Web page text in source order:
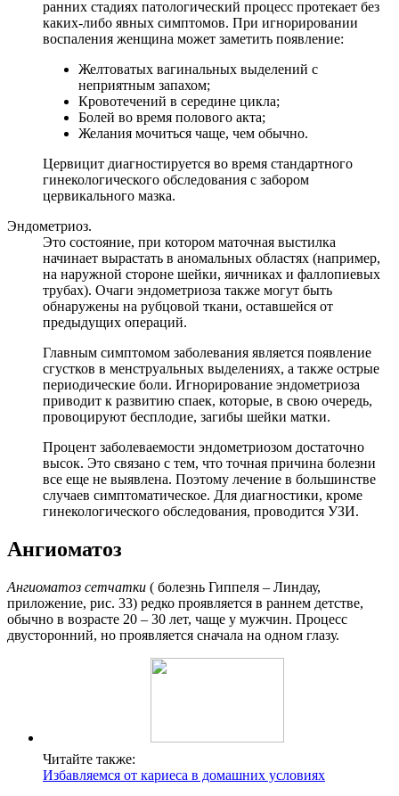
ранних стадиях патологический процесс протекает без
каких-либо явных симптомов. При игнорировании
воспаления женщина может заметить появление:
Желтоватых вагинальных выделений с
неприятным запахом;
Кровотечений в середине цикла;
Болей во время полового акта;
Желания мочиться чаще, чем обычно.
Цервицит диагностируется во время стандартного
гинекологического обследования с забором
цервикального мазка.
Эндометриоз.
Это состояние, при котором маточная выстилка
начинает вырастать в аномальных областях (например,
на наружной стороне шейки, яичниках и фаллопиевых
трубах). Очаги эндометриоза также могут быть
обнаружены на рубцовой ткани, оставшейся от
предыдущих операций.
Главным симптомом заболевания является появление
сгустков в менструальных выделениях, а также острые
периодические боли. Игнорирование эндометриоза
приводит к развитию спаек, которые, в свою очередь,
провоцируют бесплодие, загибы шейки матки.
Процент заболеваемости эндометриозом достаточно
высок. Это связано с тем, что точная причина болезни
все еще не выявлена. Поэтому лечение в большинстве
случаев симптоматическое. Для диагностики, кроме
гинекологического обследования, проводится УЗИ.
Ангиоматоз
Ангиоматоз сетчатки ( болезнь Гиппеля – Линдау,
приложение, рис. 33) редко проявляется в раннем детстве,
обычно в возрасте 20 – 30 лет, чаще у мужчин. Процесс
двусторонний, но проявляется сначала на одном глазу.
Читайте также:
Избавляемся от кариеса в домашних условиях